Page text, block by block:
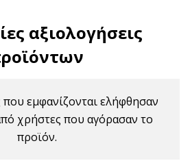
αξιολογήσεις
που εμφανίζονται ελήφθησαν
χρήστες που αγόρασαν το
προϊόν.